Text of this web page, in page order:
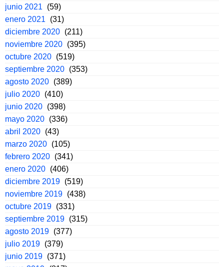
junio 2021
(59)
enero 2021
(31)
diciembre 2020 (211)
noviembre 2020 (395)
octubre 2020 (519)
septiembre 2020 (353)
agosto 2020 (389)
julio 2020 (410)
junio 2020 (398)
mayo 2020 (336)
abril 2020 (43)
marzo 2020 (105)
febrero 2020 (341)
enero 2020 (406)
diciembre 2019 (519)
noviembre 2019 (438)
octubre 2019 (331)
septiembre 2019 (315)
agosto 2019 (377)
julio 2019 (379)
junio 2019 (371)